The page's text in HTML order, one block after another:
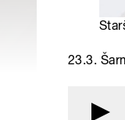
23.3.